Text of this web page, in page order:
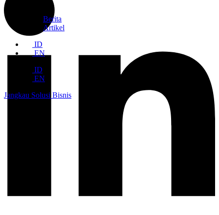
Berita
Artikel
ID
EN
ID
EN
Jangkau Solusi Bisnis